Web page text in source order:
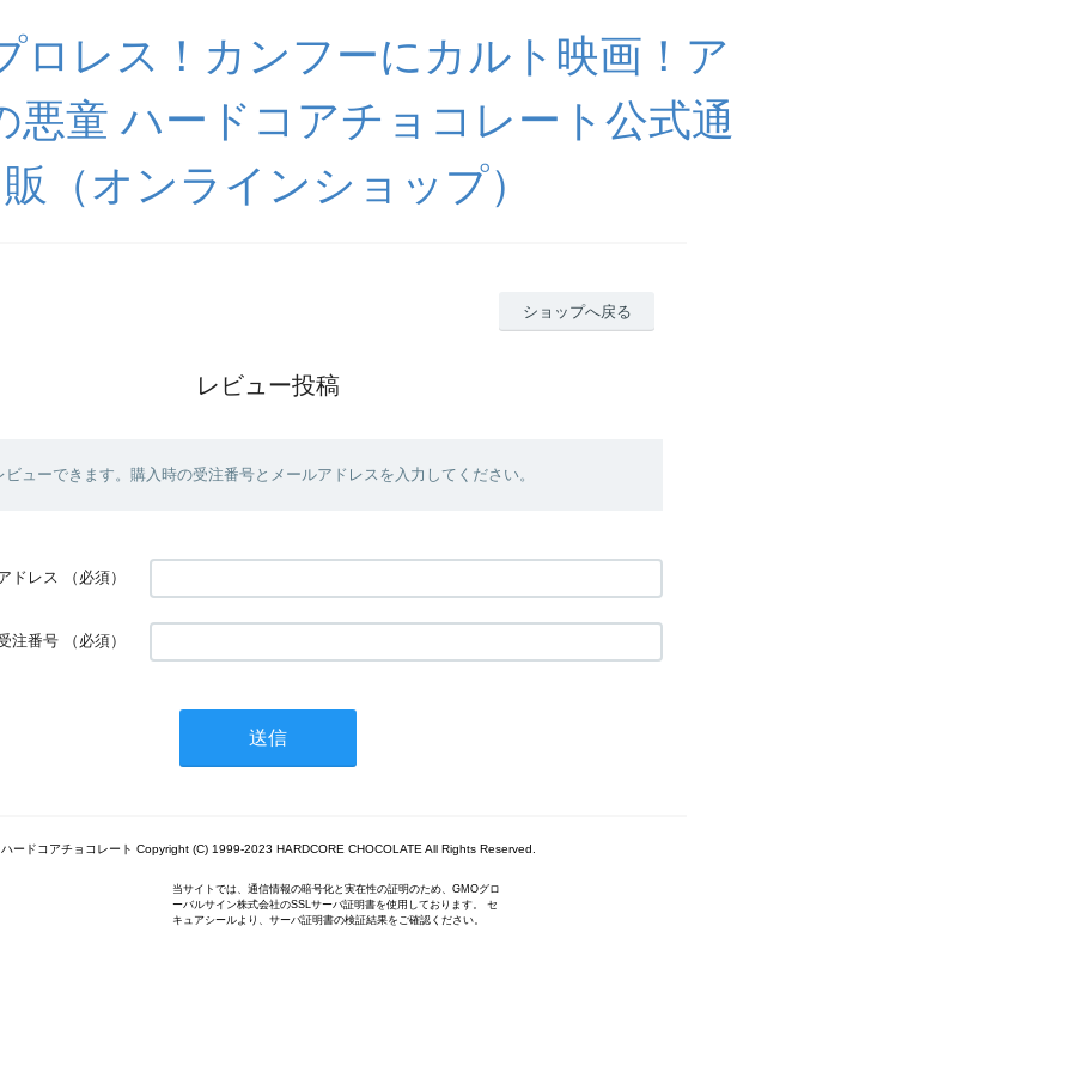
ロレス！カンフーにカルト映画！ア
悪童 ハードコアチョコレート公式通
販（オンラインショップ）
ショップへ戻る
レビュー投稿
ューできます。購入時の受注番号とメールアドレスを入力してください。
ドレス （必須）
注番号 （必須）
ハードコアチョコレート Copyright (C) 1999-2023 HARDCORE CHOCOLATE All Rights Reserved.
当サイトでは、通信情報の暗号化と実在性の証明のため、GMOグロ
ーバルサイン株式会社のSSLサーバ証明書を使用しております。 セ
キュアシールより、サーバ証明書の検証結果をご確認ください。